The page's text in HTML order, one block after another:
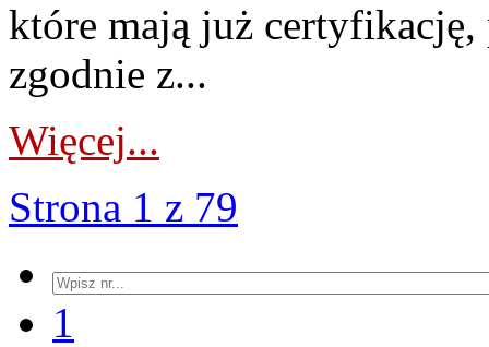
które mają już
zgodnie z...
Więcej...
Strona 1 z 79
1